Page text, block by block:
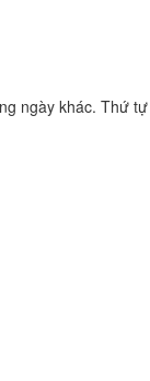
ngày khác. Thứ